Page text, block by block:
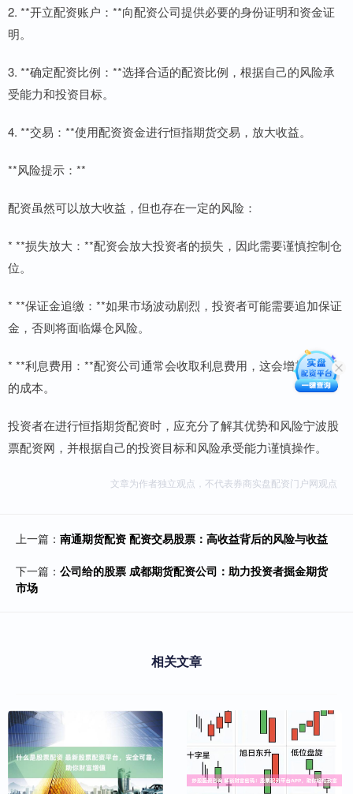
2. **开立配资账户：**向配资公司提供必要的身份证明和资金证
明。
3. **确定配资比例：**选择合适的配资比例，根据自己的风险承
受能力和投资目标。
4. **交易：**使用配资资金进行恒指期货交易，放大收益。
**风险提示：**
配资虽然可以放大收益，但也存在一定的风险：
* **损失放大：**配资会放大投资者的损失，因此需要谨慎控制仓
位。
* **保证金追缴：**如果市场波动剧烈，投资者可能需要追加保证
金，否则将面临爆仓风险。
* **利息费用：**配资公司通常会收取利息费用，这会增加投资者
的成本。
投资者在进行恒指期货配资时，应充分了解其优势和风险宁波股
票配资网，并根据自己的投资目标和风险承受能力谨慎操作。
文章为作者独立观点，不代表券商实盘配资门户网观点
上一篇： 南通期货配资 配资交易股票：高收益背后的风险与收益
下一篇： 公司给的股票 成都期货配资公司：助力投资者掘金期货
市场
相关文章